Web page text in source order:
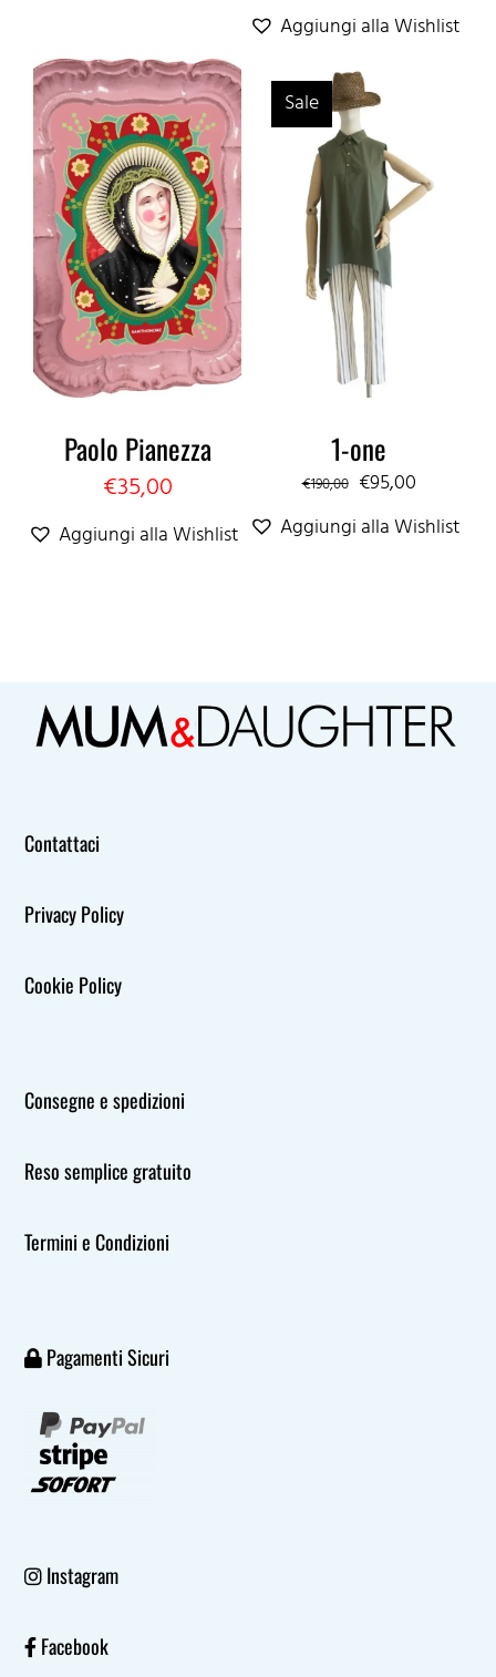
Aggiungi alla Wishlist
Paolo Pianezza
€35,00
Aggiungi alla Wishlist
Sale
1-one
€190,00 Il
prezzo
€95,00Il
prezzo
Aggiungi alla Wishlist
Contattaci
Privacy Policy
Cookie Policy
Consegne e spedizioni
Reso semplice gratuito
Termini e Condizioni
Pagamenti Sicuri
Instagram
Facebook